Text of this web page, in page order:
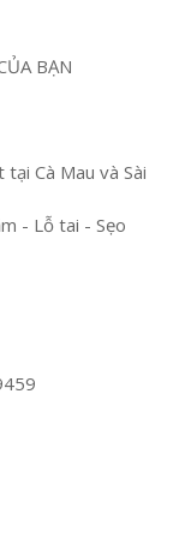
BẠN
Cà Mau và Sài
- Lỗ tai - Sẹo